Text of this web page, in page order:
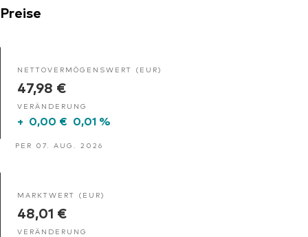
Preise
NETTOVERMÖGENSWERT (EUR)
47,98 €
VERÄNDERUNG
+ 0,00 € 0,01 %
PER 07. AUG. 2026
MARKTWERT (EUR)
48,01 €
VERÄNDERUNG